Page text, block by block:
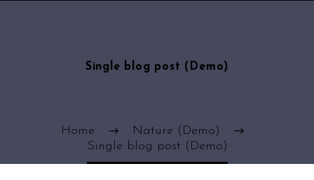
Single blog post (Demo)
Home
Nature (Demo)
Single blog post (Demo)